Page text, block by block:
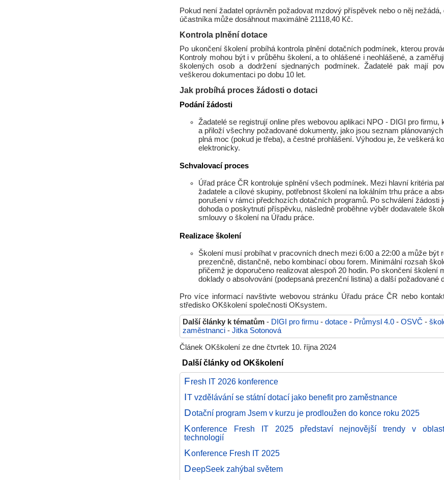
Pokud není žadatel oprávněn požadovat mzdový příspěvek nebo o něj nežádá,
účastníka může dosáhnout maximálně 21118,40 Kč.
Kontrola plnění dotace
Po ukončení školení probíhá kontrola plnění dotačních podmínek, kterou
Kontroly mohou být i v průběhu školení, a to ohlášené i neohlášené, a
školených osob a dodržení sjednaných podmínek. Žadatelé pak mají
veškerou dokumentaci po dobu 10 let.
Jak probíhá proces žádosti o dotaci
Podání žádosti
Žadatelé se registrují online přes webovou aplikaci NPO - DIGI pro firmu,
a přiloží všechny požadované dokumenty, jako jsou seznam
plná moc (pokud je třeba), a čestné prohlášení. Výhodou je, že veškerá
elektronicky.
Schvalovací proces
Úřad práce ČR kontroluje splnění všech podmínek. Mezi hlavní kritéria
žadatele a cílové skupiny, potřebnost školení na lokálním trhu práce a
porušení v rámci předchozích dotačních programů. Po schválení žádosti
dohoda o poskytnutí příspěvku, následně proběhne výběr dodavatele
smlouvy o školení na Úřadu práce.
Realizace školení
Školení musí probíhat v pracovních dnech mezi 6:00 a 22:00 a může být
prezenčně, distančně, nebo kombinací obou forem. Minimální rozsah
přičemž je doporučeno realizovat alespoň 20 hodin. Po skončení školení
doklady o absolvování (podepsaná prezenční listina) a další požadované
Pro více informací navštivte webovou stránku Úřadu práce ČR nebo
středisko OKškolení společnosti OKsystem.
Další články k tématům - DIGI pro firmu - dotace - Průmysl 4.0 - OSVČ -
zaměstnanci - Jitka Sotonová
Článek OKškolení ze dne čtvrtek 10. října 2024
Další články od OKškolení
Fresh IT 2026 konference
IT vzdělávání se státní dotací jako benefit pro zaměstnance
Dotační program Jsem v kurzu je prodloužen do konce roku 2025
Konference Fresh IT 2025 představí nejnovější trendy v
technologií
Konference Fresh IT 2025
DeepSeek zahýbal světem